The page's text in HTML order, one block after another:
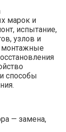
марок и
испытание,
узлов и
монтажные
способы
— замена,